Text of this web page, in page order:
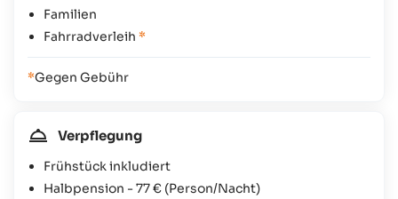
Familien
Fahrradverleih *
*Gegen Gebühr
Verpflegung
Frühstück inkludiert
Halbpension - 77 € (Person/Nacht)